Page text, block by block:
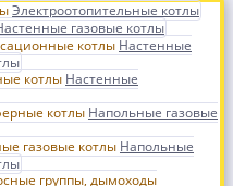
Электроотопительные котлы
газовые котлы
Настенные
Настенные
Напольные газовые
Напольные